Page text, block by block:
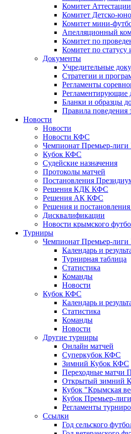
Комитет
Комитет Детско-
Комитет мини-
Апелляционный
Комитет по
Комитет по статусу
Документы
Учредительные
Стратегии и
Регламенты
Регламентирующие
Бланки и образцы
Правила поведения
Новости
Новости
Новости КФС
Чемпионат Премьер-
Кубок КФС
Судейские назначения
Протоколы матчей
Постановления
Решения КДК КФС
Решения АК КФС
Решения и постановления
Дисквалификации
Новости крымского
Турниры
Чемпионат Премьер-
Календарь и
Турнирная таблица
Статистика
Команды
Новости
Кубок КФС
Календарь и
Статистика
Команды
Новости
Другие турниры
Онлайн матчей
Суперкубок КФС
Зимний Кубок КФС
Переходные матчи
Открытый зимний
Кубок "Крымская
Кубок Премьер-
Регламенты
Ссылки
Год сельского